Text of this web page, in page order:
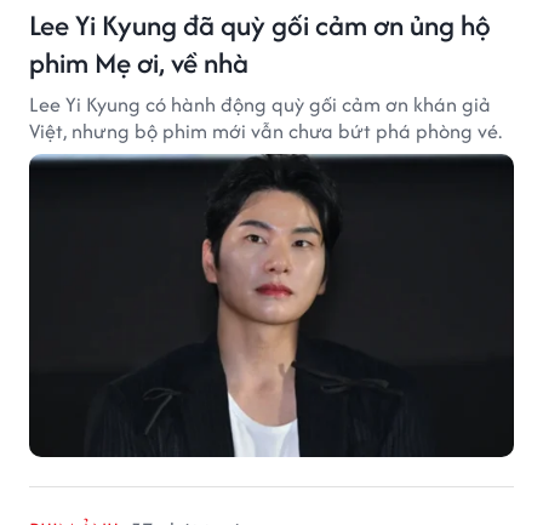
Lee Yi Kyung đã quỳ gối cảm ơn ủng hộ
phim Mẹ ơi, về nhà
Lee Yi Kyung có hành động quỳ gối cảm ơn khán giả
Việt, nhưng bộ phim mới vẫn chưa bứt phá phòng vé.